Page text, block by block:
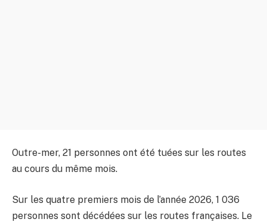
Outre-mer, 21 personnes ont été tuées sur les routes
au cours du même mois.
Sur les quatre premiers mois de l’année 2026, 1 036
personnes sont décédées sur les routes françaises. Le